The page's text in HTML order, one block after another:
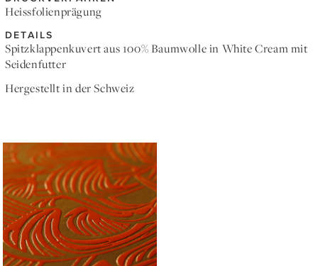
Heissfolienprägung
DETAILS
Spitzklappenkuvert aus 100% Baumwolle in White Cream mit
Seidenfutter
Hergestellt in der Schweiz